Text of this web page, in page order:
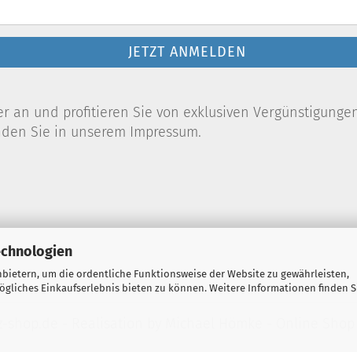
um die ordentliche Funktionsweise der Website zu gewährleisten,
Einkaufserlebnis bieten zu können. Weitere Informationen finden
JETZT ANMELDEN
an und profitieren Sie von exklusiven
Sie in unserem Impressum.